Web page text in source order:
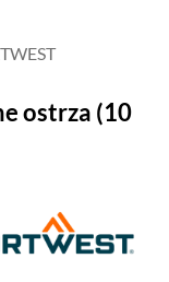
ostrza (10